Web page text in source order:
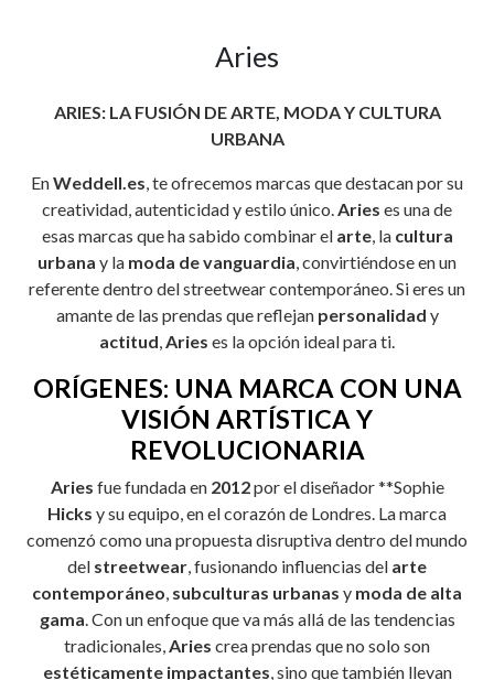
Aries
ARIES: LA FUSIÓN DE ARTE, MODA Y CULTURA
URBANA
EnWeddell.es, te ofrecemos marcas que destacan por su
creatividad, autenticidad y estilo único.Aries es una de
esas marcas que ha sabido combinar el arte, la cultura
urbana y la moda de vanguardia, convirtiéndose en un
referente dentro del streetwear contemporáneo. Si eres un
amante de las prendas que reflejan personalidad y
actitud,Aries es la opción ideal para ti.
ORÍGENES: UNA MARCA CON UNA
VISIÓN ARTÍSTICA Y
REVOLUCIONARIA
Aries fue fundada en 2012por el diseñador **Sophie
Hicks y su equipo, en el corazón de Londres. La marca
comenzó como una propuesta disruptiva dentro del mundo
del streetwear, fusionando influencias del arte
contemporáneo, subculturas urbanas y moda de alta
gama. Con un enfoque que va más allá de las tendencias
tradicionales,Aries crea prendas que no solo son
estéticamente impactantes, sino que también llevan